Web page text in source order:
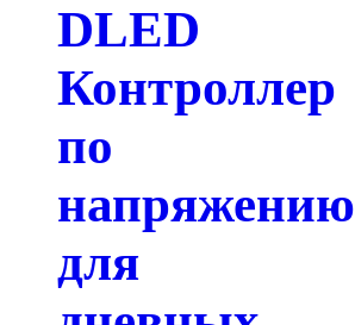
DLED
Контроллер
по
напряжению
для